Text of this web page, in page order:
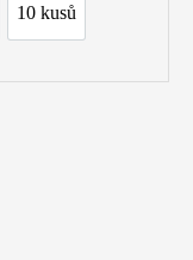
10 kusů
10 kusů